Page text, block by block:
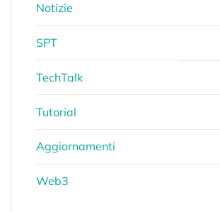
Notizie
SPT
TechTalk
Tutorial
Aggiornamenti
Web3